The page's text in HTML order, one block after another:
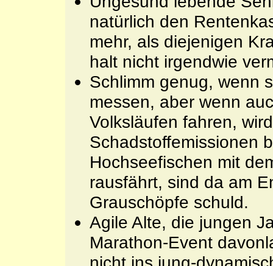
natürlich den
mehr, als diejenigen
halt nicht irgendwie
Schlimm genug, wenn
messen, aber wenn
Volksläufen fahren,
Schadstoffemissionen
Hochseefischen mit
rausfährt, sind da am
Grauschöpfe schuld.
Agile Alte, die jungen
Marathon-Event